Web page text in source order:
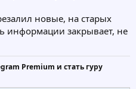
новые, на старых
информации закрывает, не
Premium и стать гуру